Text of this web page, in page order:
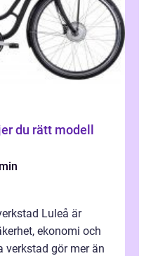
Luleå är
ekonomi och
verkstad gör mer än